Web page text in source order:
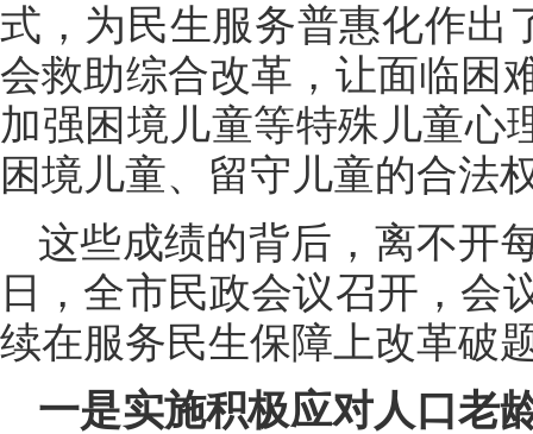
式，为民生服务普惠化作出
会救助综合改革，让面临困
加强困境儿童等特殊儿童心
困境儿童、留守儿童的合
这些成绩的背后，离不开
日，全市民政会议召开，会
续在服务民生保障上改革破
一是实施积极应对人口老